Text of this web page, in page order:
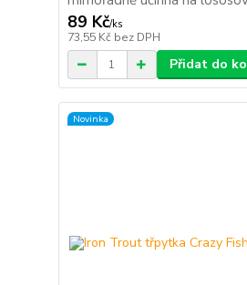
89 Kč/ks
73,55 Kč bez DPH
Přidat do
Novinka